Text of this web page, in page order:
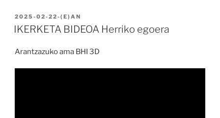
2025-02-22-(E)AN
IKERKETA BIDEOA Herriko egoera
Arantzazuko ama BHI 3D